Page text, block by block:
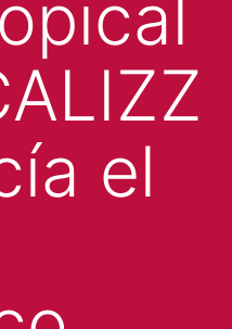
el